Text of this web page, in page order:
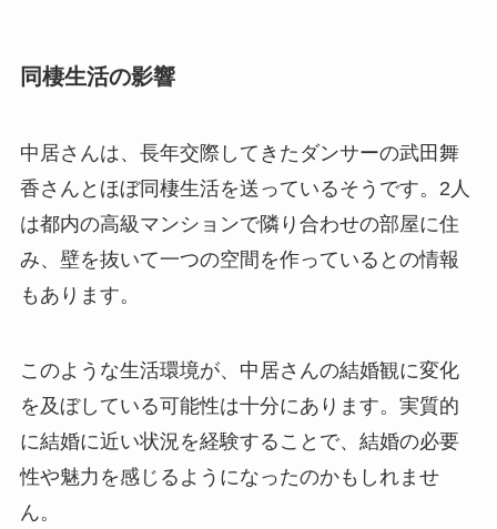
同棲生活の影響
中居さんは、長年交際してきたダンサーの武田舞
香さんとほぼ同棲生活を送っているそうです。2人
は都内の高級マンションで隣り合わせの部屋に住
み、壁を抜いて一つの空間を作っているとの情報
もあります。
このような生活環境が、中居さんの結婚観に変化
を及ぼしている可能性は十分にあります。実質的
に結婚に近い状況を経験することで、結婚の必要
性や魅力を感じるようになったのかもしれませ
ん。